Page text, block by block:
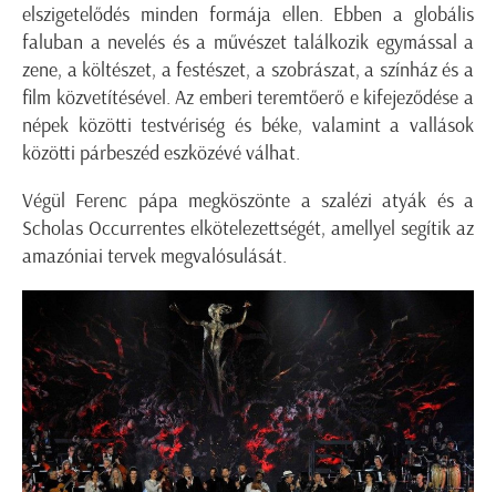
elszigetelődés minden formája ellen. Ebben a globális
faluban a nevelés és a művészet találkozik egymással a
zene, a költészet, a festészet, a szobrászat, a színház és a
film közvetítésével. Az emberi teremtőerő e kifejeződése a
népek közötti testvériség és béke, valamint a vallások
közötti párbeszéd eszközévé válhat.
Végül Ferenc pápa megköszönte a szalézi atyák és a
Scholas Occurrentes elkötelezettségét, amellyel segítik az
amazóniai tervek megvalósulását.